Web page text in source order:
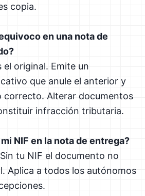
copia.
en una nota de
original. Emite un
que anule el anterior y
correcto. Alterar documentos
infracción tributaria.
NIF en la nota de entrega?
tu NIF el documento no
Aplica a todos los autónomos